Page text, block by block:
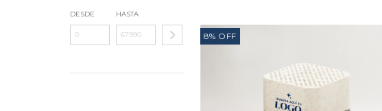
DESDE HASTA
8% OFF